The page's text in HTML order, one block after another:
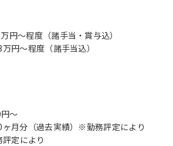
円〜程度（諸手当・賞与込）
円〜程度（諸手当込）
～
ヶ月分（過去実績）※勤務評定により
定により